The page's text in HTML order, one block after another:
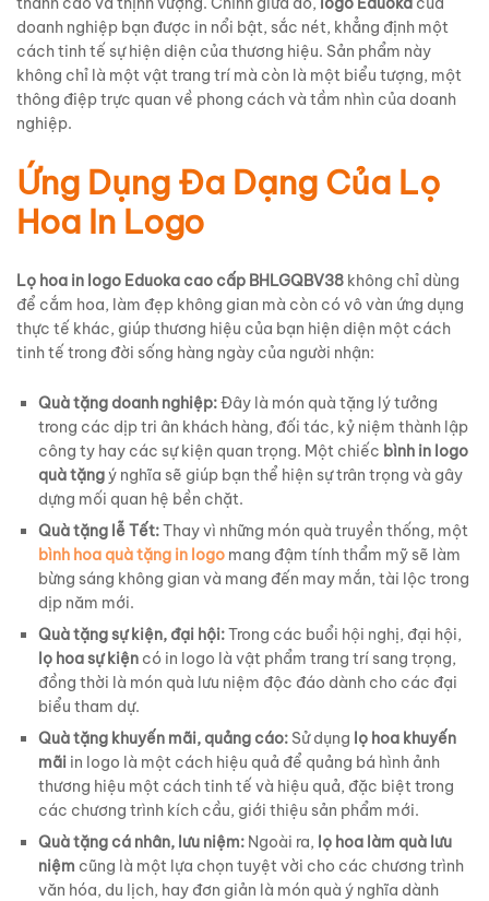
doanh nghiệp bạn được in nổi bật, sắc nét, khẳng định một
cách tinh tế sự hiện diện của thương hiệu. Sản phẩm này
không chỉ là một vật trang trí mà còn là một biểu tượng, một
thông điệp trực quan về phong cách và tầm nhìn của doanh
nghiệp.
Ứng Dụng Đa Dạng Của Lọ
Hoa In Logo
Lọ hoa in logo Eduoka cao cấp BHLGQBV38 không chỉ dùng
để cắm hoa, làm đẹp không gian mà còn có vô vàn ứng dụng
thực tế khác, giúp thương hiệu của bạn hiện diện một cách
tinh tế trong đời sống hàng ngày của người nhận:
Quà tặng doanh nghiệp:Đây là món quà tặng lý tưởng
trong các dịp tri ân khách hàng, đối tác, kỷ niệm thành lập
công ty hay các sự kiện quan trọng. Một chiếc bình in logo
quà tặngý nghĩa sẽ giúp bạn thể hiện sự trân trọng và gây
dựng mối quan hệ bền chặt.
Quà tặng lễ Tết:Thay vì những món quà truyền thống, một
bình hoa quà tặng in logo mang đậm tính thẩm mỹ sẽ làm
bừng sáng không gian và mang đến may mắn, tài lộc trong
dịp năm mới.
Quà tặng sự kiện, đại hội:Trong các buổi hội nghị, đại hội,
lọ hoa sự kiện có in logo là vật phẩm trang trí sang trọng,
đồng thời là món quà lưu niệm độc đáo dành cho các đại
biểu tham dự.
Quà tặng khuyến mãi, quảng cáo: Sử dụng lọ hoa khuyến
mãi in logo là một cách hiệu quả để quảng bá hình ảnh
thương hiệu một cách tinh tế và hiệu quả, đặc biệt trong
các chương trình kích cầu, giới thiệu sản phẩm mới.
Quà tặng cá nhân, lưu niệm: Ngoài ra, lọ hoa làm quà lưu
niệm cũng là một lựa chọn tuyệt vời cho các chương trình
văn hóa, du lịch, hay đơn giản là món quà ý nghĩa dành